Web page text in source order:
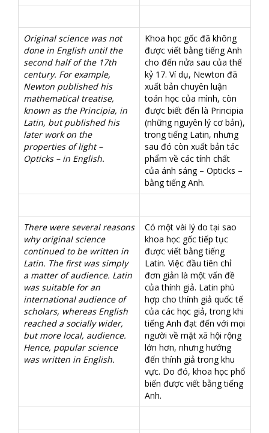
Original science was not
done in English until the
second half of the 17th
century. For example,
Newton published his
mathematical treatise,
known as the Principia, in
Latin, but published his
later work on the
properties of light –
Opticks – in English.
Khoa học gốc đã không
được viết bằng tiếng Anh
cho đến nửa sau của thế
kỷ 17. Ví dụ, Newton đã
xuất bản chuyên luận
toán học của mình, còn
được biết đến là Principia
(những nguyên lý cơ bản),
trong tiếng Latin, nhưng
sau đó còn xuất bản tác
phẩm về các tính chất
của ánh sáng – Opticks –
bằng tiếng Anh.
There were several reasons
why original science
continued to be written in
Latin. The first was simply
a matter of audience. Latin
was suitable for an
international audience of
scholars, whereas English
reached a socially wider,
but more local, audience.
Hence, popular science
was written in English.
Có một vài lý do tại sao
khoa học gốc tiếp tục
được viết bằng tiếng
Latin. Việc đầu tiên chỉ
đơn giản là một vấn đề
của thính giả. Latin phù
hợp cho thính giả quốc tế
của các học giả, trong khi
tiếng Anh đạt đến với mọi
người về mặt xã hội rộng
lớn hơn, nhưng hướng
đến thính giả trong khu
vực. Do đó, khoa học phổ
biến được viết bằng tiếng
Anh.